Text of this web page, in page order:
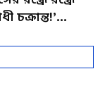
চক্রান্ত!’